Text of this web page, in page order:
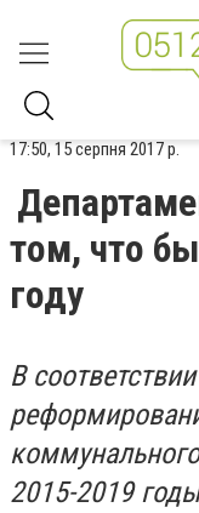
17:50, 15 серпня 2017 р.
том, что
году
В
2015-2019